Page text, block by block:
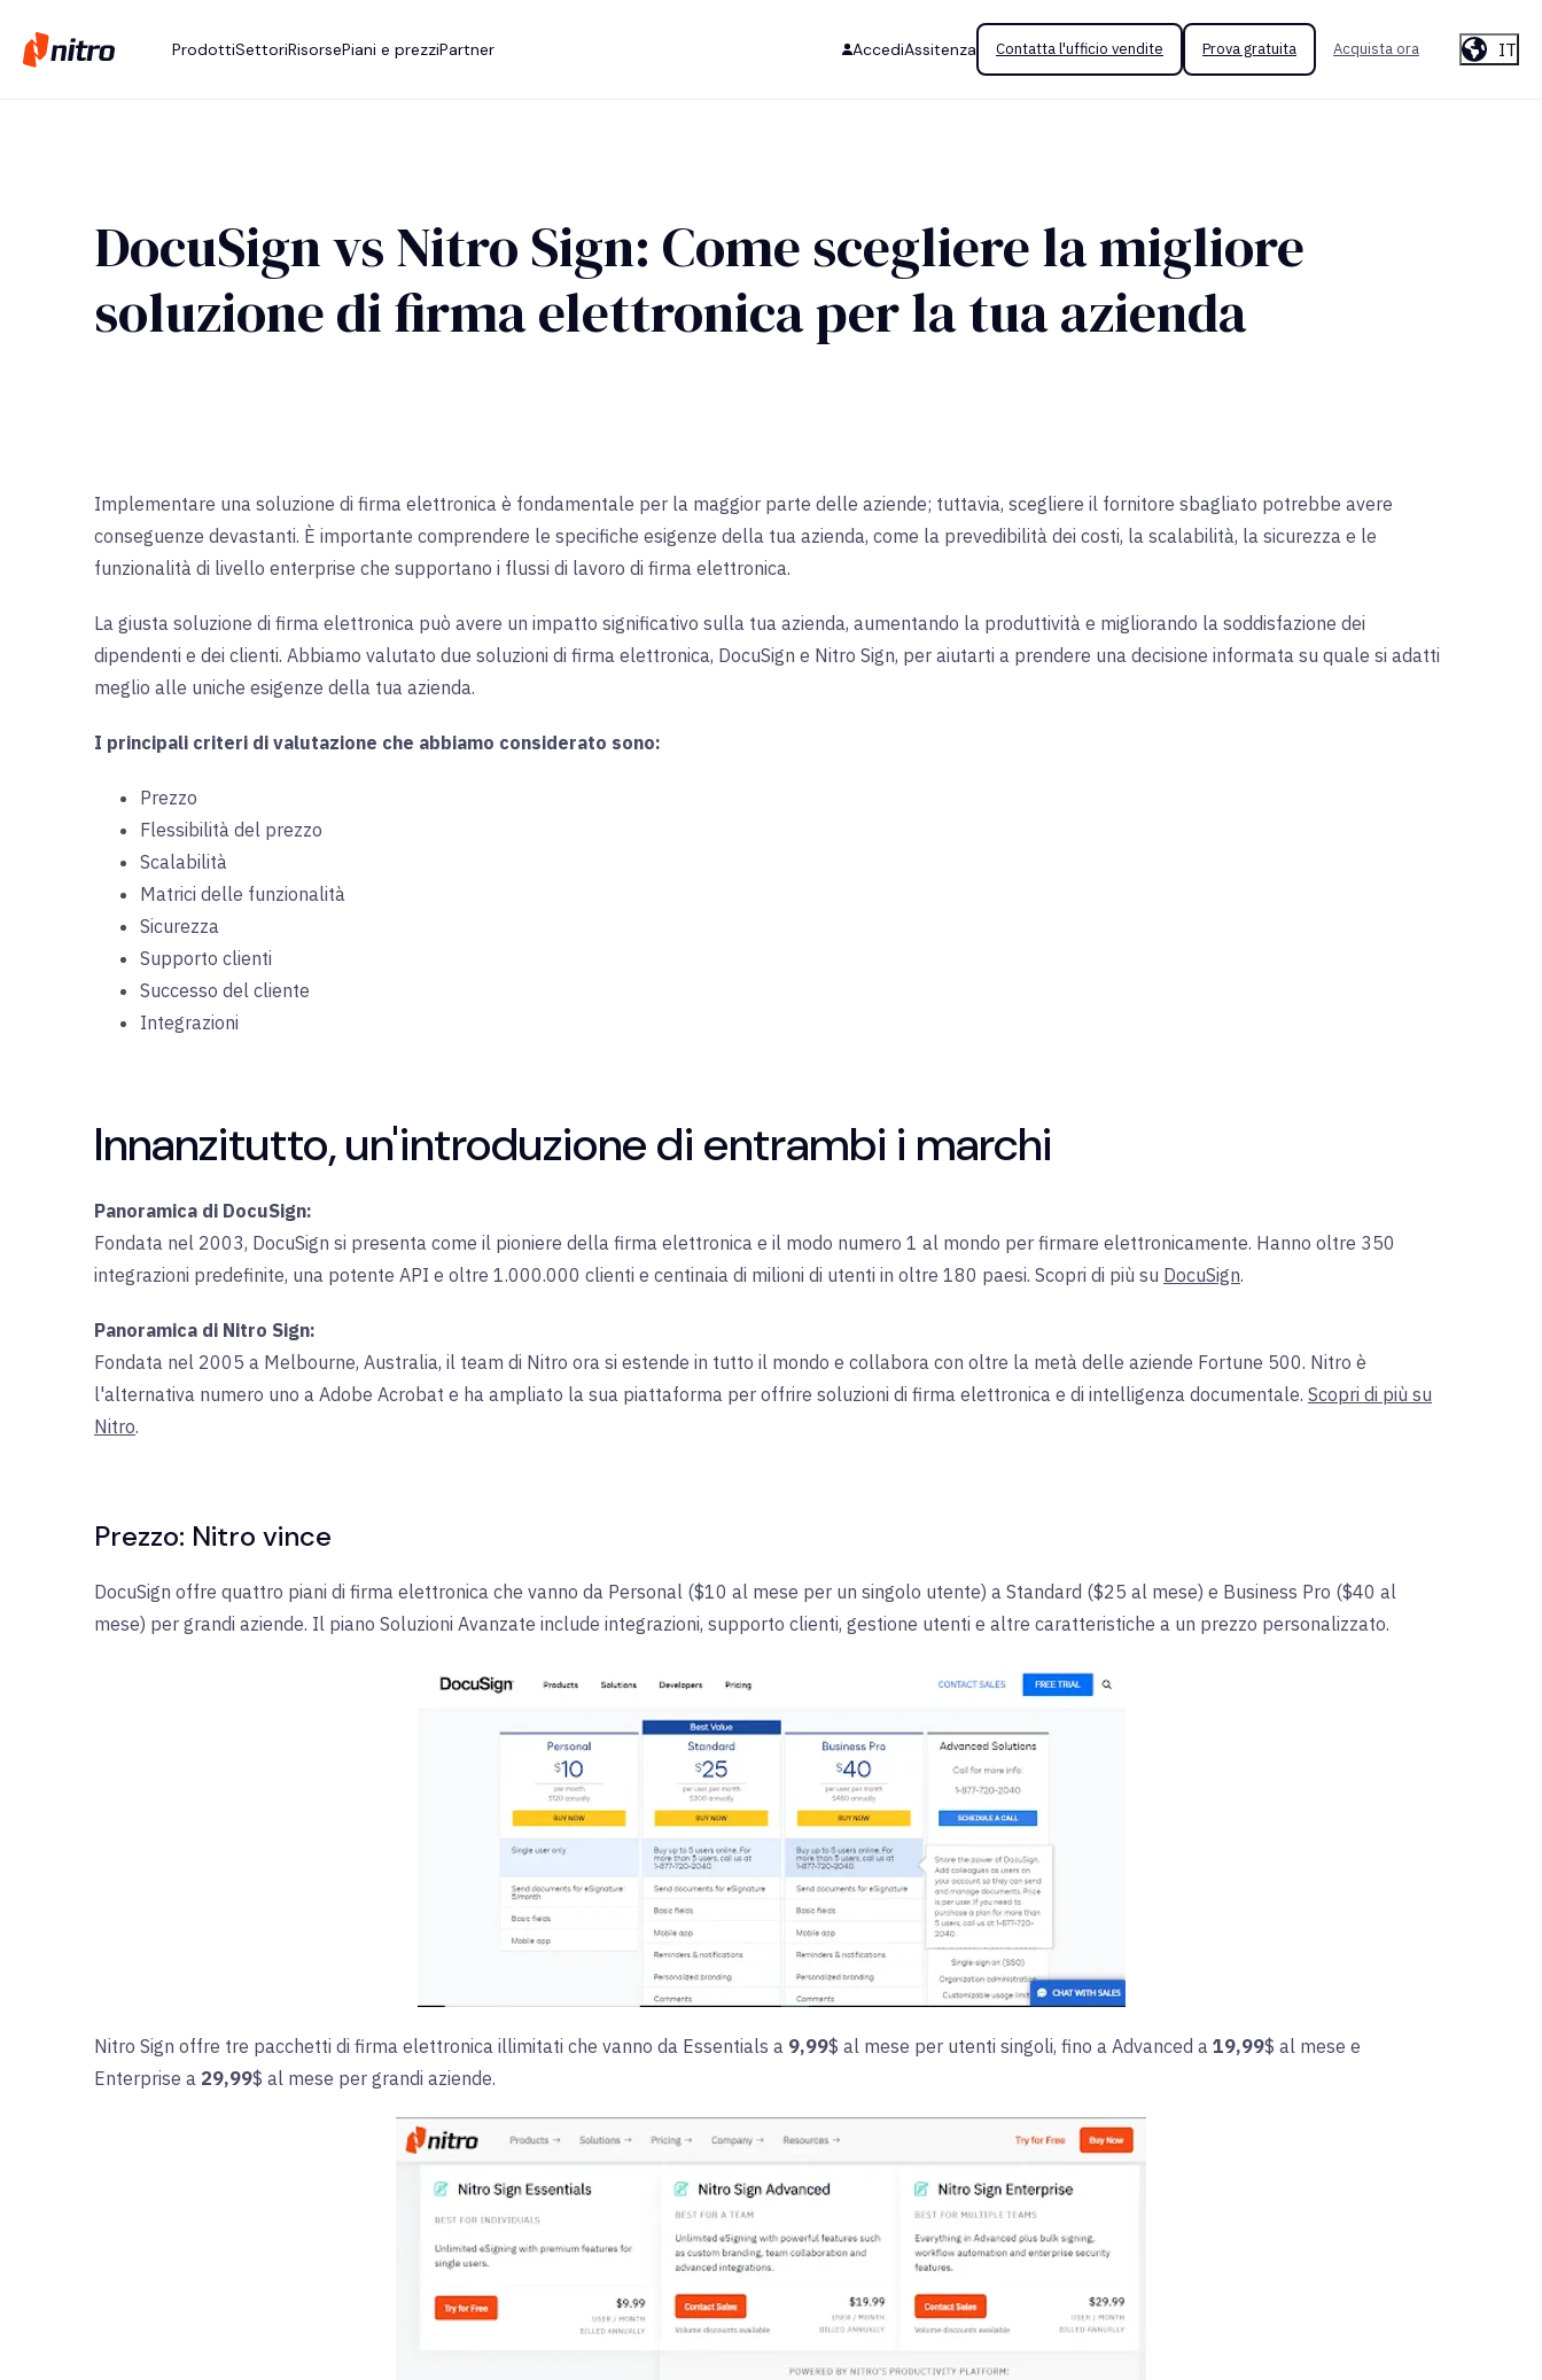
ProdottiSettoriRisorsePiani e prezziPartner AccediAssitenza Contatta l'ufficio vendite Prova gratuita Acquista ora IT
DocuSign vs Nitro Sign: Come scegliere la migliore
soluzione di firma elettronica per la tua azienda
Implementare una soluzione di firma elettronica è fondamentale per la maggior parte delle aziende; tuttavia, scegliere il fornitore sbagliato potrebbe avere
conseguenze devastanti. È importante comprendere le specifiche esigenze della tua azienda, come la prevedibilità dei costi, la scalabilità, la sicurezza e le
funzionalità di livello enterprise che supportano i flussi di lavoro di firma elettronica.
La giusta soluzione di firma elettronica può avere un impatto significativo sulla tua azienda, aumentando la produttività e migliorando la soddisfazione dei
dipendenti e dei clienti. Abbiamo valutato due soluzioni di firma elettronica, DocuSign e Nitro Sign, per aiutarti a prendere una decisione informata su quale si adatti
meglio alle uniche esigenze della tua azienda.
I principali criteri di valutazione che abbiamo considerato sono:
Prezzo
Flessibilità del prezzo
Scalabilità
Matrici delle funzionalità
Sicurezza
Supporto clienti
Successo del cliente
Integrazioni
Innanzitutto, un'introduzione di entrambi i marchi
Panoramica di DocuSign:
Fondata nel 2003, DocuSign si presenta come il pioniere della firma elettronica e il modo numero 1 al mondo per firmare elettronicamente. Hanno oltre 350
integrazioni predefinite, una potente API e oltre 1.000.000 clienti e centinaia di milioni di utenti in oltre 180 paesi. Scopri di più su DocuSign.
Panoramica di Nitro Sign:
Fondata nel 2005 a Melbourne, Australia, il team di Nitro ora si estende in tutto il mondo e collabora con oltre la metà delle aziende Fortune 500. Nitro è
l'alternativa numero uno a Adobe Acrobat e ha ampliato la sua piattaforma per offrire soluzioni di firma elettronica e di intelligenza documentale. Scopri di più su
Nitro.
Prezzo: Nitro vince
DocuSign offre quattro piani di firma elettronica che vanno da Personal ($10 al mese per un singolo utente) a Standard ($25 al mese) e Business Pro ($40 al
mese) per grandi aziende. Il piano Soluzioni Avanzate include integrazioni, supporto clienti, gestione utenti e altre caratteristiche a un prezzo personalizzato.
Nitro Sign offre tre pacchetti di firma elettronica illimitati che vanno da Essentials a 9,99$ al mese per utenti singoli, fino a Advanced a 19,99$ al mese e
Enterprise a 29,99$ al mese per grandi aziende.